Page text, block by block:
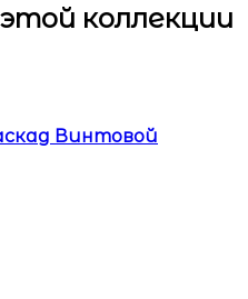
коллекции
Винтовой